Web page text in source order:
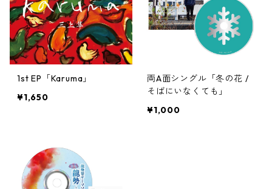
1st EP「Karuma」
¥1,650
両A面シングル「冬の花 /
そばにいなくても」
¥1,000